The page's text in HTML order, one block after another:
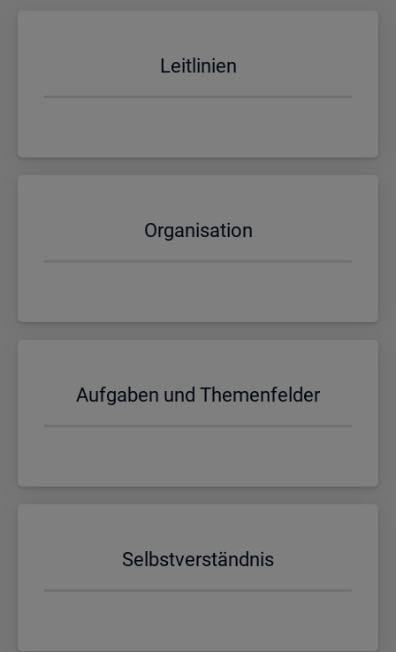
Leit­li­ni­en
Or­ga­ni­sa­ti­on
Auf­ga­ben und The­men­fel­der
Selbst­ver­ständ­nis